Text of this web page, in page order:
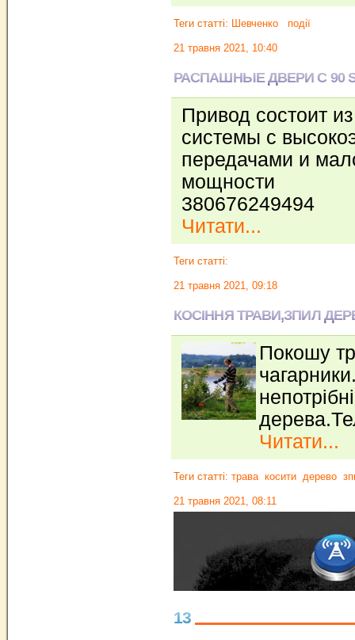
Теги статті: Шевченко події
21 травня 2021, 10:40
РАСПАШНЫЕ ДВЕРИ C 90
Привод состоит
системы с
передачами и
мощности
380676249494
Читати...
Теги статті:
21 травня 2021, 09:18
КОСІННЯ ТРАВИ,ЗПИЛ
Покошу
непотрібні
Читати...
Теги статті: трава косити дерево
21 травня 2021, 08:11
13